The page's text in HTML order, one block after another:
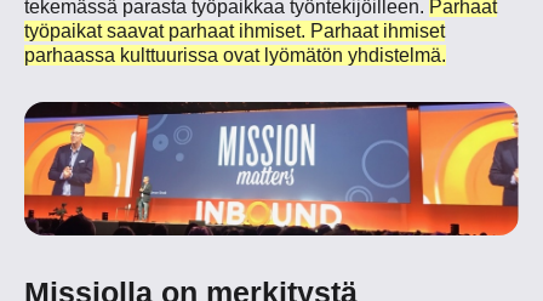
tekemässä parasta työpaikkaa työntekijöilleen. Parhaat
työpaikat saavat parhaat ihmiset. Parhaat ihmiset
parhaassa kulttuurissa ovat lyömätön yhdistelmä.
Missiolla on merkitystä